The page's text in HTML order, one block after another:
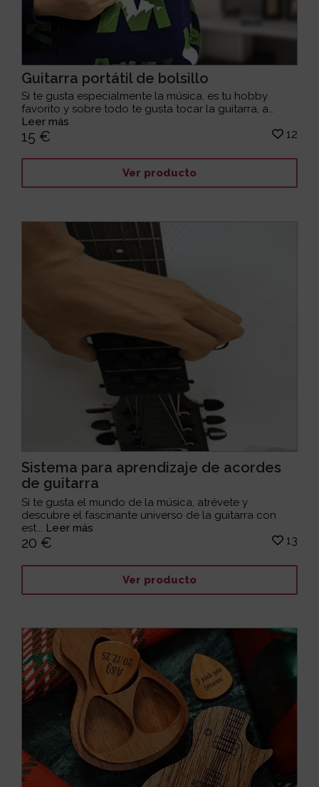
Guitarra portátil de bolsillo
Si te gusta especialmente la música, es tu hobby
favorito y sobre todo te gusta tocar la guitarra, a...
Leer más
15 € 12
Ver producto
Sistema para aprendizaje de acordes
de guitarra
Si te gusta el mundo de la música, atrévete y
descubre el fascinante universo de la guitarra con
est... Leer más
20 € 13
Ver producto